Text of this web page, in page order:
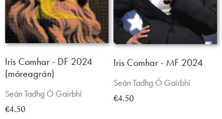
Iris Comhar - DF 2024
(móreagrán)
Seán Tadhg Ó Gairbhí
€4.50
Iris Comhar - MF 2024
Seán Tadhg Ó Gairbhí
€4.50